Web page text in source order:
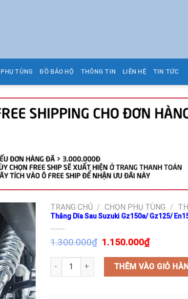
TÙNG ĐỒ BẢO HỘ THÔNG TIN LIÊN HỆ TIN TỨC
TRANG CHỦ / CHỌN PHỤ TÙNG /
Thắng Dĩa Sau Suzuki Gz150a/ Gz125/
1.300.000₫ 1.150.000₫
Thắng Dĩa Sau Suzuki Gz150a/ Gz125/
THÊM VÀO GIỎ